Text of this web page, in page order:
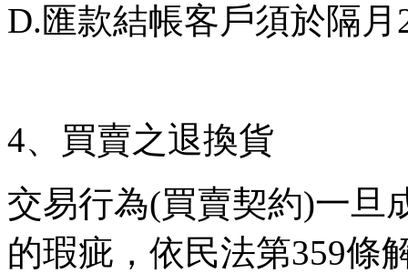
D.匯款結帳客戶須於隔月
4、買賣之退換貨
交易行為(買賣契約)一旦
的瑕疵，依民法第359條